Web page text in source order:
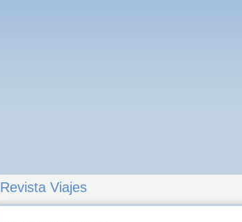
Revista Viajes